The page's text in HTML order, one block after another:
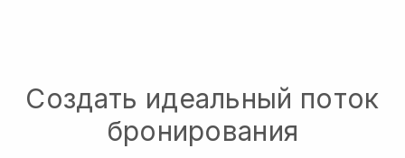
Создать идеальный поток
бронирования